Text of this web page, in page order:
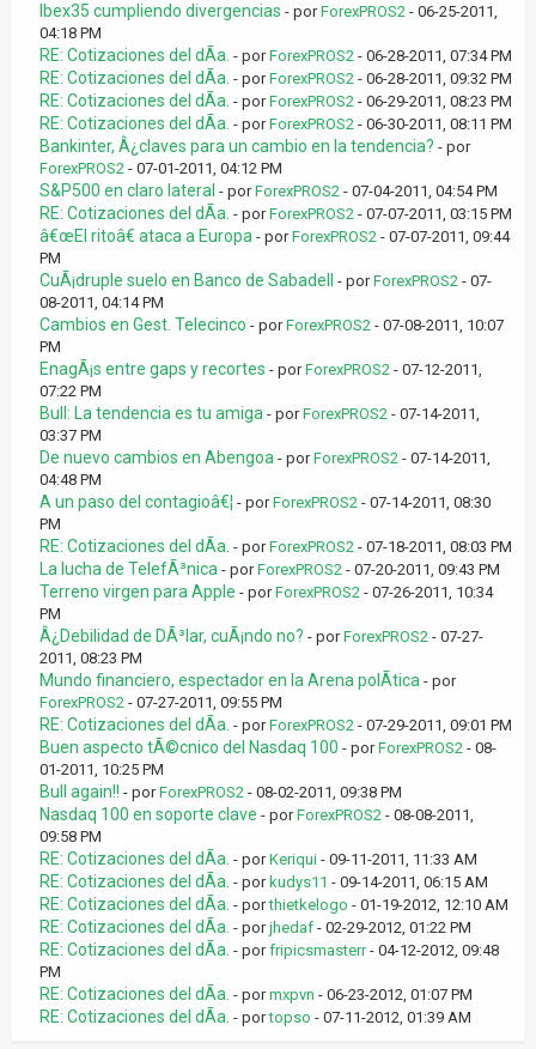
Ibex35 cumpliendo divergencias - porForexPROS2 - 06-25-2011,
04:18 PM
RE: Cotizaciones del dÃ­a. - porForexPROS2 - 06-28-2011, 07:34 PM
RE: Cotizaciones del dÃ­a. - porForexPROS2 - 06-28-2011, 09:32 PM
RE: Cotizaciones del dÃ­a. - porForexPROS2 - 06-29-2011, 08:23 PM
RE: Cotizaciones del dÃ­a. - porForexPROS2 - 06-30-2011, 08:11 PM
Bankinter, Â¿claves para un cambio en la tendencia? - por
ForexPROS2 - 07-01-2011, 04:12 PM
S&P500 en claro lateral - porForexPROS2 - 07-04-2011, 04:54 PM
RE: Cotizaciones del dÃ­a. - porForexPROS2 - 07-07-2011, 03:15 PM
â€œEl ritoâ€ ataca a Europa - porForexPROS2 - 07-07-2011, 09:44
PM
CuÃ¡druple suelo en Banco de Sabadell - porForexPROS2 - 07-
08-2011, 04:14 PM
Cambios en Gest. Telecinco - porForexPROS2 - 07-08-2011, 10:07
PM
EnagÃ¡s entre gaps y recortes - porForexPROS2 - 07-12-2011,
07:22 PM
Bull: La tendencia es tu amiga - porForexPROS2 - 07-14-2011,
03:37 PM
De nuevo cambios en Abengoa - porForexPROS2 - 07-14-2011,
04:48 PM
A un paso del contagioâ€¦ - porForexPROS2 - 07-14-2011, 08:30
PM
RE: Cotizaciones del dÃ­a. - porForexPROS2 - 07-18-2011, 08:03 PM
La lucha de TelefÃ³nica - porForexPROS2 - 07-20-2011, 09:43 PM
Terreno virgen para Apple - porForexPROS2 - 07-26-2011, 10:34
PM
Â¿Debilidad de DÃ³lar, cuÃ¡ndo no? - porForexPROS2 - 07-27-
2011, 08:23 PM
Mundo financiero, espectador en la Arena polÃ­tica - por
ForexPROS2 - 07-27-2011, 09:55 PM
RE: Cotizaciones del dÃ­a. - porForexPROS2 - 07-29-2011, 09:01 PM
Buen aspecto tÃ©cnico del Nasdaq 100 - porForexPROS2 - 08-
01-2011, 10:25 PM
Bull again!! - porForexPROS2 - 08-02-2011, 09:38 PM
Nasdaq 100 en soporte clave - porForexPROS2 - 08-08-2011,
09:58 PM
RE: Cotizaciones del dÃ­a. - porKeriqui - 09-11-2011, 11:33 AM
RE: Cotizaciones del dÃ­a. - por kudys11 - 09-14-2011, 06:15 AM
RE: Cotizaciones del dÃ­a. - porthietkelogo - 01-19-2012, 12:10 AM
RE: Cotizaciones del dÃ­a. - porjhedaf - 02-29-2012, 01:22 PM
RE: Cotizaciones del dÃ­a. - porfripicsmasterr- 04-12-2012, 09:48
PM
RE: Cotizaciones del dÃ­a. - pormxpvn - 06-23-2012, 01:07 PM
RE: Cotizaciones del dÃ­a. - portopso - 07-11-2012, 01:39 AM